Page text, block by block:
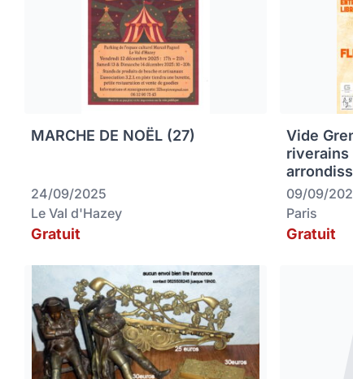
MARCHE DE NOËL (27)
24/09/2025
Le Val d'Hazey
Gratuit
Vide
riverains
09/09/
Paris
Gratuit